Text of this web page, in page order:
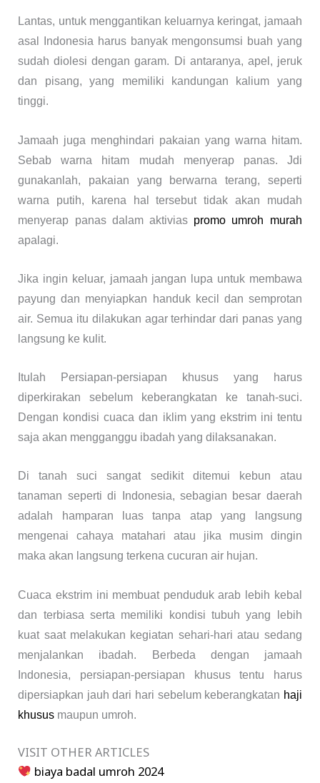
Lantas, untuk menggantikan keluarnya keringat, jamaah
asal Indonesia harus banyak mengonsumsi buah yang
sudah diolesi dengan garam. Di antaranya, apel, jeruk
dan pisang, yang memiliki kandungan kalium yang
tinggi.
Jamaah juga menghindari pakaian yang warna hitam.
Sebab warna hitam mudah menyerap panas. Jdi
gunakanlah, pakaian yang berwarna terang, seperti
warna putih, karena hal tersebut tidak akan mudah
menyerap panas dalam aktivias promo umroh murah
apalagi.
Jika ingin keluar, jamaah jangan lupa untuk membawa
payung dan menyiapkan handuk kecil dan semprotan
air. Semua itu dilakukan agar terhindar dari panas yang
langsung ke kulit.
Itulah Persiapan-persiapan khusus yang harus
diperkirakan sebelum keberangkatan ke tanah-suci.
Dengan kondisi cuaca dan iklim yang ekstrim ini tentu
saja akan mengganggu ibadah yang dilaksanakan.
Di tanah suci sangat sedikit ditemui kebun atau
tanaman seperti di Indonesia, sebagian besar daerah
adalah hamparan luas tanpa atap yang langsung
mengenai cahaya matahari atau jika musim dingin
maka akan langsung terkena cucuran air hujan.
Cuaca ekstrim ini membuat penduduk arab lebih kebal
dan terbiasa serta memiliki kondisi tubuh yang lebih
kuat saat melakukan kegiatan sehari-hari atau sedang
menjalankan ibadah. Berbeda dengan jamaah
Indonesia, persiapan-persiapan khusus tentu harus
dipersiapkan jauh dari hari sebelum keberangkatan haji
khusus maupun umroh.
VISIT OTHER ARTICLES
biaya badal umroh 2024